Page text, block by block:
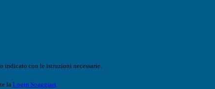
indicato con le istruzioni necessarie.
la Login Spaggiari